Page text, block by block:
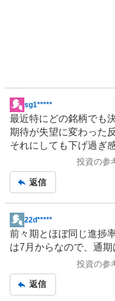
掲
示
板
記
sg1*****
最近特にどの銘柄でも
期待が失望に変わった
それにしても下げ過ぎ
投資の参
返信
掲
示
板
22d*****
前々期とほぼ同じ進捗
は7月からなので、通期
投資の参
返信